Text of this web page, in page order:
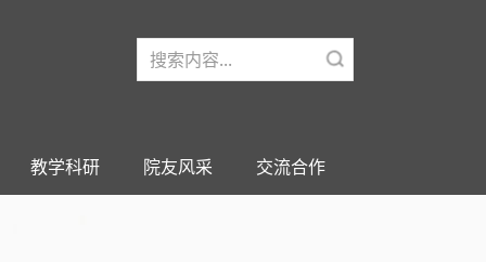
教学科研 院友风采 交流合作